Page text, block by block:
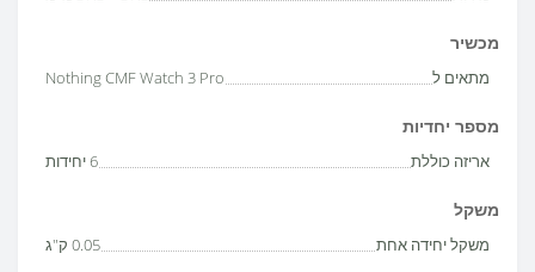
מכשיר
מתאים ל Nothing CMF Watch 3 Pro
מספר יחדיות
אריזה כוללת 6 יחידות
משקל
משקל יחידה אחת 0.05 ק"ג